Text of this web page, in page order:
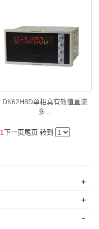
DK62H8D单相真有效值直流
多...
1下一页尾页 转到
+
+
-